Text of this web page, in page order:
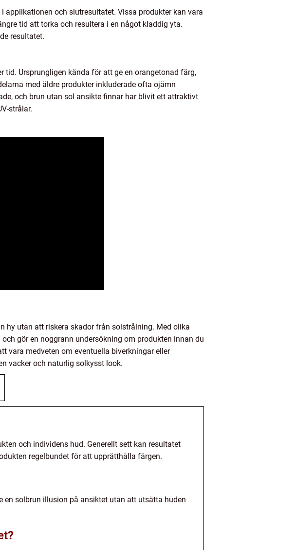
och slutresultatet. Vissa produkter kan vara
tid att torka och resultera i en något kladdig yta.
resultatet.
Ursprungligen kända för att ge en orangetonad färg,
med äldre produkter inkluderade ofta ojämn
och brun utan sol ansikte finnar har blivit ett attraktivt
strålar.
hy utan att riskera skador från solstrålning. Med olika
gör en noggrann undersökning om produkten innan du
vara medveten om eventuella biverkningar eller
vacker och naturlig solkysst look.
och individens hud. Generellt sett kan resultatet
regelbundet för att upprätthålla färgen.
en solbrun illusion på ansiktet utan att utsätta huden